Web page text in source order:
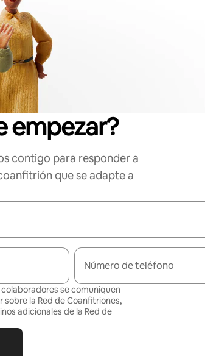
empezar?
contigo para responder a
que se adapte a
Número de teléfono
se comuniquen
la Red de Coanfitriones,
adicionales de la Red de